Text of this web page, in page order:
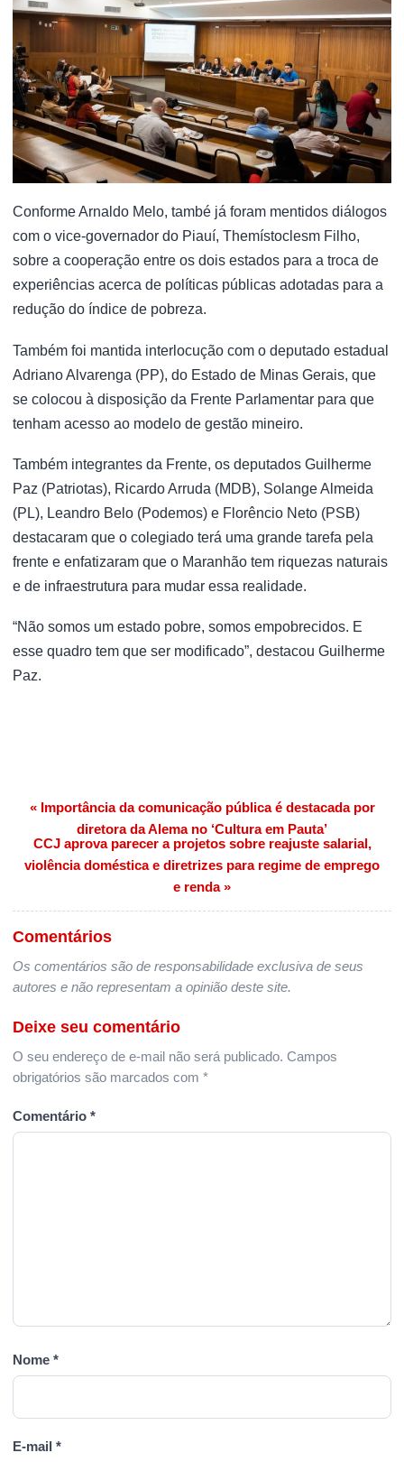
Conforme Arnaldo Melo, també já foram mentidos diálogos
com o vice-governador do Piauí, Themístoclesm Filho,
sobre a cooperação entre os dois estados para a troca de
experiências acerca de políticas públicas adotadas para a
redução do índice de pobreza.
Também foi mantida interlocução com o deputado estadual
Adriano Alvarenga (PP), do Estado de Minas Gerais, que
se colocou à disposição da Frente Parlamentar para que
tenham acesso ao modelo de gestão mineiro.
Também integrantes da Frente, os deputados Guilherme
Paz (Patriotas), Ricardo Arruda (MDB), Solange Almeida
(PL), Leandro Belo (Podemos) e Florêncio Neto (PSB)
destacaram que o colegiado terá uma grande tarefa pela
frente e enfatizaram que o Maranhão tem riquezas naturais
e de infraestrutura para mudar essa realidade.
“Não somos um estado pobre, somos empobrecidos. E
esse quadro tem que ser modificado”, destacou Guilherme
Paz.
Navegação de Post
« Importância da comunicação pública é destacada por
diretora da Alema no ‘Cultura em Pauta’
CCJ aprova parecer a projetos sobre reajuste salarial,
violência doméstica e diretrizes para regime de emprego
e renda »
Comentários
Os comentários são de responsabilidade exclusiva de seus
autores e não representam a opinião deste site.
Deixe seu comentário
O seu endereço de e-mail não será publicado. Campos
obrigatórios são marcados com *
Comentário *
Nome *
E-mail *